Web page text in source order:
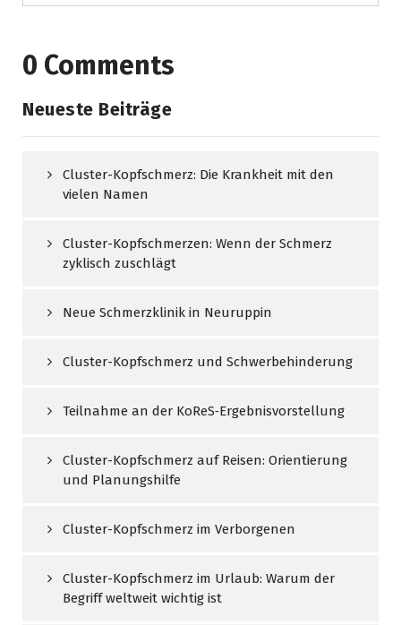
0 Comments
Neueste Beiträge
Cluster-Kopfschmerz: Die Krankheit mit den
vielen Namen
Cluster-Kopfschmerzen: Wenn der Schmerz
zyklisch zuschlägt
Neue Schmerzklinik in Neuruppin
Cluster-Kopfschmerz und Schwerbehinderung
Teilnahme an der KoReS‑Ergebnisvorstellung
Cluster-Kopfschmerz auf Reisen: Orientierung
und Planungshilfe
Cluster-Kopfschmerz im Verborgenen
Cluster-Kopfschmerz im Urlaub: Warum der
Begriff weltweit wichtig ist